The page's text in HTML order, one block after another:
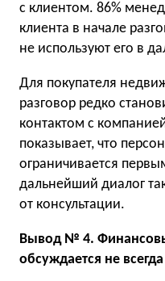
с клиентом. 86%
клиента в начале
не используют его в
Для покупателя
разговор редко
контактом с
показывает, что
ограничивается
дальнейший диалог
от консультации.
Вывод № 4.
обсуждается не всегда